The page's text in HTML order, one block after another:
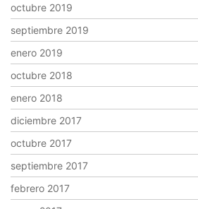
octubre 2019
septiembre 2019
enero 2019
octubre 2018
enero 2018
diciembre 2017
octubre 2017
septiembre 2017
febrero 2017